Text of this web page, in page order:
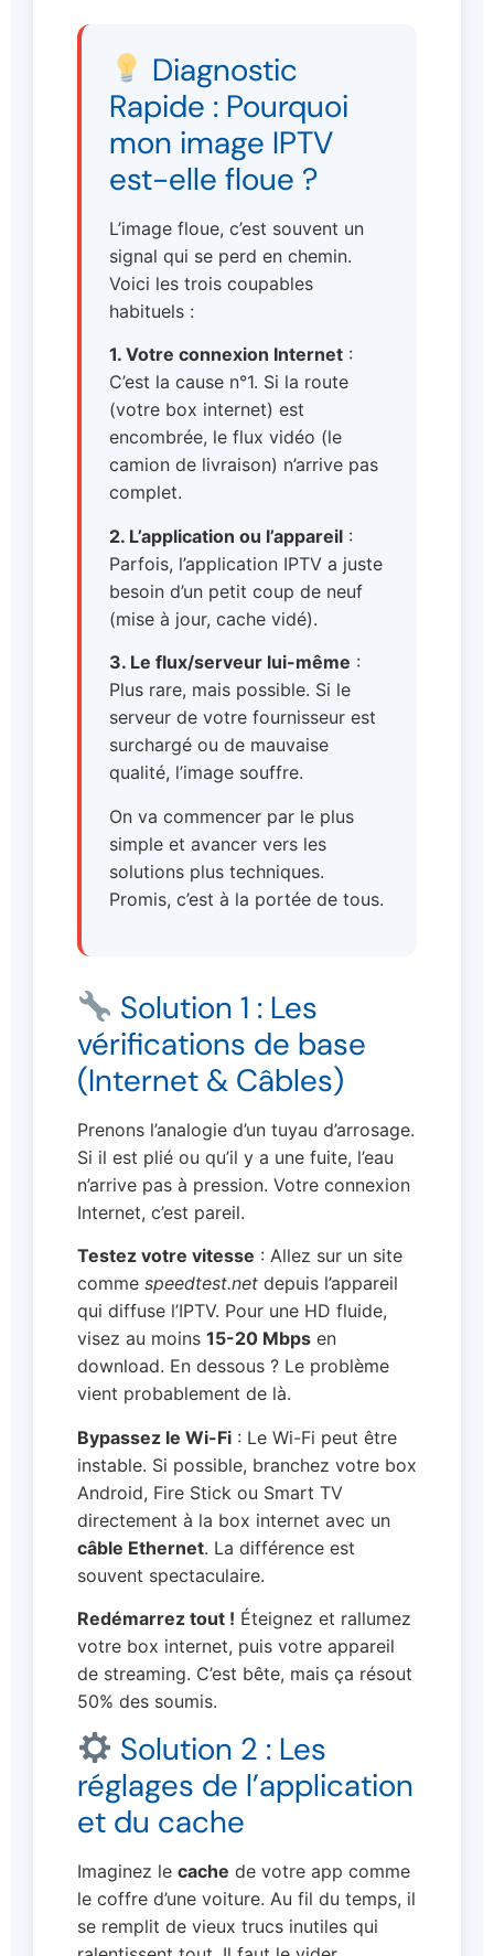
Diagnostic
Rapide : Pourquoi
mon image IPTV
est-elle floue ?
L’image floue, c’est souvent un
signal qui se perd en chemin.
Voici les trois coupables
habituels :
1. Votre connexion Internet :
C’est la cause n°1. Si la route
(votre box internet) est
encombrée, le flux vidéo (le
camion de livraison) n’arrive pas
complet.
2. L’application ou l’appareil :
Parfois, l’application IPTV a juste
besoin d’un petit coup de neuf
(mise à jour, cache vidé).
3. Le flux/serveur lui-même :
Plus rare, mais possible. Si le
serveur de votre fournisseur est
surchargé ou de mauvaise
qualité, l’image souffre.
On va commencer par le plus
simple et avancer vers les
solutions plus techniques.
Promis, c’est à la portée de tous.
Solution 1 : Les
vérifications de base
(Internet & Câbles)
Prenons l’analogie d’un tuyau d’arrosage.
Si il est plié ou qu’il y a une fuite, l’eau
n’arrive pas à pression. Votre connexion
Internet, c’est pareil.
Testez votre vitesse : Allez sur un site
comme speedtest.net depuis l’appareil
qui diffuse l’IPTV. Pour une HD fluide,
visez au moins 15-20 Mbps en
download. En dessous ? Le problème
vient probablement de là.
Bypassez le Wi-Fi : Le Wi-Fi peut être
instable. Si possible, branchez votre box
Android, Fire Stick ou Smart TV
directement à la box internet avec un
câble Ethernet. La différence est
souvent spectaculaire.
Redémarrez tout ! Éteignez et rallumez
votre box internet, puis votre appareil
de streaming. C’est bête, mais ça résout
50% des soumis.
Solution 2 : Les
réglages de l’application
et du cache
Imaginez le cache de votre app comme
le coffre d’une voiture. Au fil du temps, il
se remplit de vieux trucs inutiles qui